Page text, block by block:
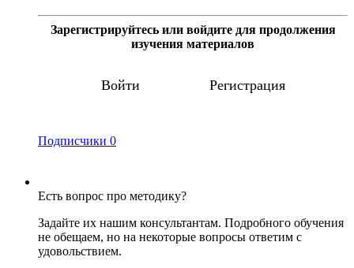
Зарегистрируйтесь или войдите для продолжения
изучения материалов
Войти Регистрация
Подписчики 0
Есть вопрос про методику?
Задайте их нашим консультантам. Подробного обучения
не обещаем, но на некоторые вопросы ответим с
удовольствием.